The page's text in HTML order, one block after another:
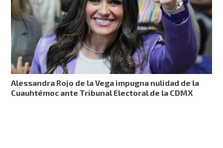
Alessandra Rojo de la Vega impugna nulidad de la
Cuauhtémoc ante Tribunal Electoral de la CDMX